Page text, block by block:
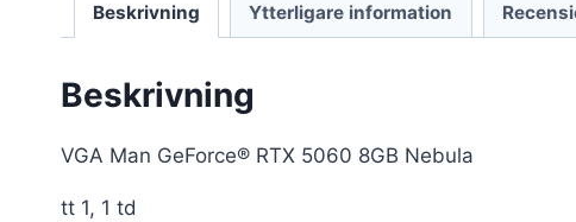
Beskrivning Ytterligare information
Beskrivning
VGA Man GeForce® RTX 5060 8GB Nebula
tt 1, 1 td